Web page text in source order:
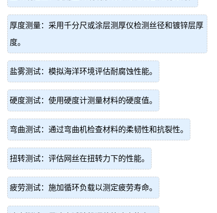
厚度测量：采用千分尺或涂层测厚仪检测丝径和镀锌层厚
度。
盐雾测试：模拟海洋环境评估耐腐蚀性能。
硬度测试：使用硬度计测量材料的硬度值。
弯曲测试：通过弯曲机检查材料的柔韧性和抗裂性。
扭转测试：评估网丝在扭转力下的性能。
疲劳测试：施加循环负载以测定疲劳寿命。